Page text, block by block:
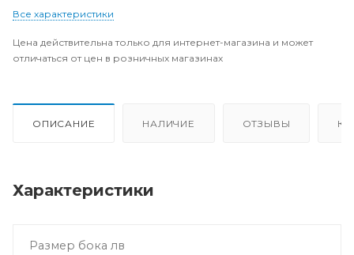
Все характеристики
Цена действительна только для интернет-магазина и может
отличаться от цен в розничных магазинах
ОПИСАНИЕ НАЛИЧИЕ ОТЗЫВЫ
Характеристики
Размер бока лв